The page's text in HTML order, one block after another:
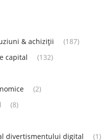
& achiziții
(187)
capital
(132)
(2)
(8)
divertismentului digital
(1)